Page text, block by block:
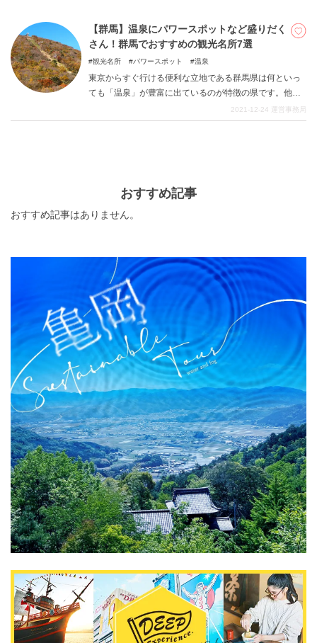
【群馬】温泉にパワースポットなど盛りだく
さん！群馬でおすすめの観光名所7選
観光名所 パワースポット 温泉
東京からすぐ行ける便利な立地である群馬県は何といっ
ても「温泉」が豊富に出ているのが特徴の県です。他に
も壮大な景色や、何でも叶えてくれると有名なパワース
ポットまで見どころの多い場所となっています。是非群
2021-12-24 運営事務局
おすすめ記事
おすすめ記事はありません。